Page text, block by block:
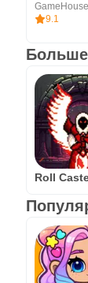
9.1
Roll